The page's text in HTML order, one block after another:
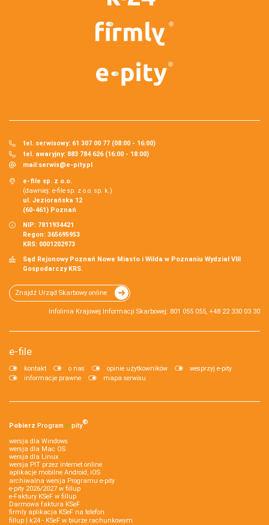
tel. serwisowy: 61 307 00 77 (08:00 - 16:00)
tel. awaryjny: 883 784 626 (16:00 - 18:00)
mail:serwis@e-pity.pl
e-file sp. z o.o.
(dawniej: e-file sp. z o.o. sp. k.)
ul. Jeziorańska 12
(60-461) Poznań
NIP: 7811934421
Regon: 365695953
KRS: 0001202973
Sąd Rejonowy Poznań Nowe Miasto i Wilda w Poznaniu Wydział VIII
Gospodarczy KRS.
Znajdź Urząd Skarbowy online
Infolinia Krajowej Informacji Skarbowej: 801 055 055, +48 22 330 03 30
e-file
kontakt o nas opinie użytkowników
wesprzyj e-pity
informacje prawne
mapa serwisu
Pobierz Program e‑pity®
wersja dla Windows
wersja dla Mac OS
wersja dla Linux
wersja PIT przez internet online
aplikacje mobilne Android, iOS
archiwalna wersja Programu e-pity
e-pity 2026/2027 w fillup
e‑Faktury KSeF w fillup
Darmowa faktura KSeF
firmly aplikacja KSeF na telefon
fillup | k24 - KSeF w biurze rachunkowym